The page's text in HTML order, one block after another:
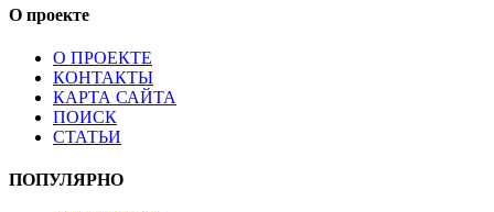
О проекте
О ПРОЕКТЕ
КОНТАКТЫ
КАРТА САЙТА
ПОИСК
СТАТЬИ
ПОПУЛЯРНО